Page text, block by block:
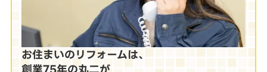
お住まいのリフォームは、
創業75年の丸二が